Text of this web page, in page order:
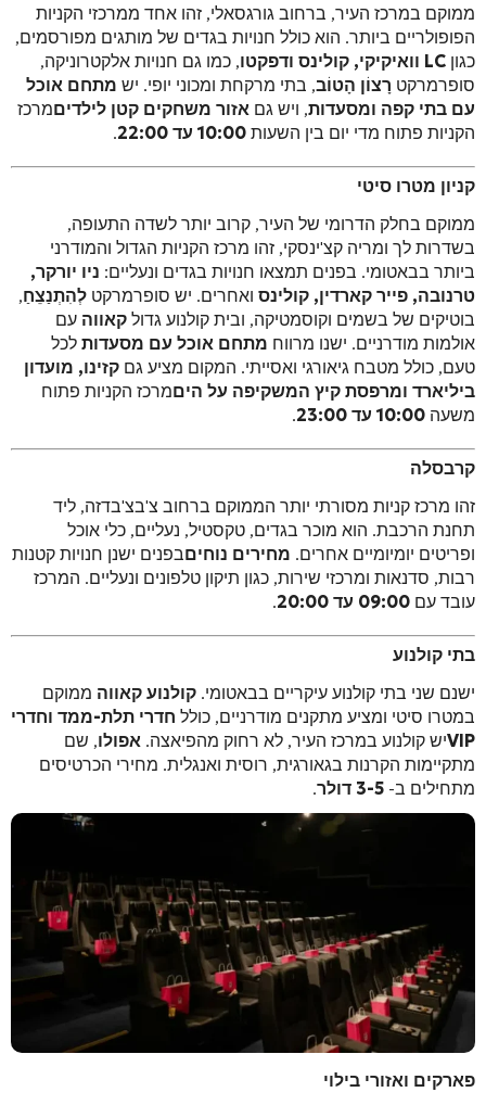
ממוקם במרכז העיר, ברחוב גורגסאלי, זהו אחד ממרכזי הקניות
הפופולריים ביותר. הוא כולל חנויות בגדים של מותגים מפורסמים,
כגון LC וואיקיקי, קולינס ודפקטו
, כמו גם חנויות אלקטרוניקה,
סופרמרקט רָצוֹן הָטוֹב, בתי מרקחת ומכוני יופי. יש מתחם אוכל
עם בתי קפה ומסעדות, ויש גם אזור משחקים קטן לילדיםמרכז
הקניות פתוח מדי יום בין השעות 10:00 עד 22:00 .
קניון מטרו סיטי
ממוקם בחלק הדרומי של העיר, קרוב יותר לשדה התעופה,
בשדרות לך ומריה קצ'ינסקי, זהו מרכז הקניות הגדול והמודרני
ביותר בבאטומי. בפנים תמצאו חנויות בגדים ונעליים: ניו יורקר,
טרנובה, פייר קארדין, קולינס ואחרים. יש סופרמרקט לְהִתְנַצֵחַ,
בוטיקים של בשמים וקוסמטיקה, ובית קולנוע גדול קאווה עם
אולמות מודרניים. ישנו מרווח מתחם אוכל עם מסעדות לכל
טעם, כולל מטבח גיאורגי ואסייתי. המקום מציע גם קזינו, מועדון
ביליארד ומרפסת קיץ המשקיפה על היםמרכז הקניות פתוח
משעה 10:00 עד 23:00 .
קרבסלה
זהו מרכז קניות מסורתי יותר הממוקם ברחוב צ'בצ'בדזה, ליד
תחנת הרכבת. הוא מוכר בגדים, טקסטיל, נעליים, כלי אוכל
ופריטים יומיומיים אחרים. מחירים נוחיםבפנים ישנן חנויות קטנות
רבות, סדנאות ומרכזי שירות, כגון תיקון טלפונים ונעליים. המרכז
עובד עם 09:00 עד 20:00 .
בתי קולנוע
ישנם שני בתי קולנוע עיקריים בבאטומי. קולנוע קאווה ממוקם
במטרו סיטי ומציע מתקנים מודרניים, כולל חדרי תלת-ממד וחדרי
VIPיש קולנוע במרכז העיר, לא רחוק מהפיאצה. אפולו, שם
מתקיימות הקרנות בגאורגית, רוסית ואנגלית. מחירי הכרטיסים
מתחילים ב- 3-5 דולר .
פארקים ואזורי בילוי